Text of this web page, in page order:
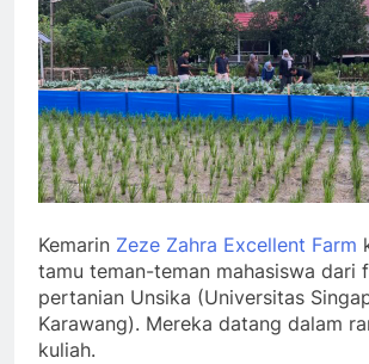
Kemarin Zeze Zahra Excellent Farm
tamu teman-teman mahasiswa dari
pertanian Unsika (Universitas
Karawang). Mereka datang dalam
kuliah.